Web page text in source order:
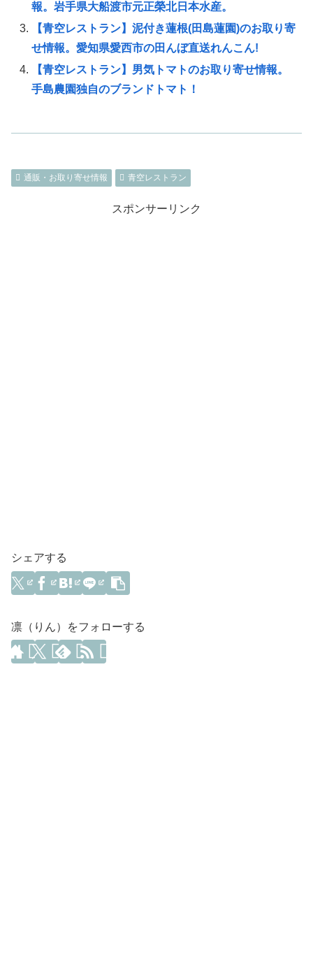
報。岩手県大船渡市元正榮北日本水産。
【青空レストラン】泥付き蓮根(田島蓮園)のお取り寄
せ情報。愛知県愛西市の田んぼ直送れんこん!
【青空レストラン】男気トマトのお取り寄せ情報。
手島農園独自のブランドトマト！
通販・お取り寄せ情報 青空レストラン
スポンサーリンク
シェアする
凛（りん）をフォローする